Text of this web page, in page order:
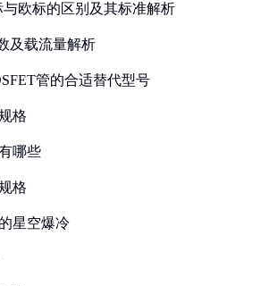
与欧标的区别及其标准解析
及载流量解析
管的合适替代型号
格
哪些
格
星空爆冷